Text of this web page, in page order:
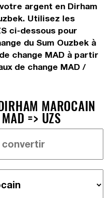
argent en Dirham
Utilisez les
ci-dessous pour
du Sum Ouzbek à
change MAD à partir
de change MAD /
MAROCAIN
=> UZS